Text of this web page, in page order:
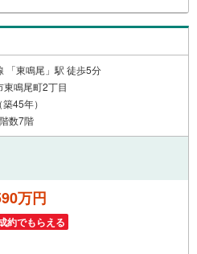
「東鳴尾」駅 徒歩5分
東鳴尾町2丁目
45年）
数7階
万円
約でもらえる